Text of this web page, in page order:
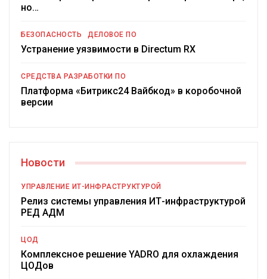
но…
БЕЗОПАСНОСТЬ ДЕЛОВОЕ ПО
Устранение уязвимости в Directum RX
СРЕДСТВА РАЗРАБОТКИ ПО
Платформа «Битрикс24 Вайбкод» в коробочной
версии
Новости
УПРАВЛЕНИЕ ИТ-ИНФРАСТРУКТУРОЙ
Релиз системы управления ИТ-инфраструктурой
РЕД АДМ
ЦОД
Комплексное решение YADRO для охлаждения
ЦОДов